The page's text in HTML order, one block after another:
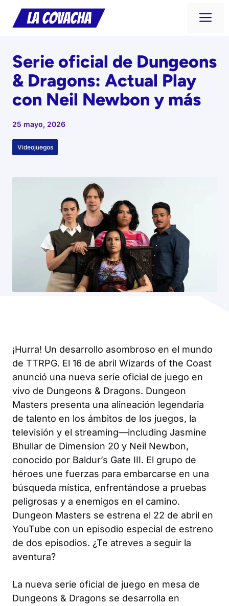
Saltar
Serie oficial de Dungeons
& Dragons: Actual Play
con Neil Newbon y más
25 mayo, 2026
Videojuegos
¡Hurra! Un desarrollo asombroso en el mundo
de TTRPG. El 16 de abril Wizards of the Coast
anunció una nueva serie oficial de juego en
vivo de Dungeons & Dragons. Dungeon
Masters presenta una alineación legendaria
de talento en los ámbitos de los juegos, la
televisión y el streaming—including Jasmine
Bhullar de Dimension 20 y Neil Newbon,
conocido por Baldur’s Gate III. El grupo de
héroes une fuerzas para embarcarse en una
búsqueda mística, enfrentándose a pruebas
peligrosas y a enemigos en el camino.
Dungeon Masters se estrena el 22 de abril en
YouTube con un episodio especial de estreno
de dos episodios. ¿Te atreves a seguir la
aventura?
La nueva serie oficial de juego en mesa de
Dungeons & Dragons se desarrolla en